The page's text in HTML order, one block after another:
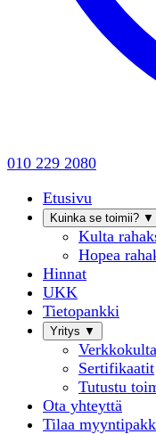
010 229 2080
Etusivu
Kuinka se toimii? ▼
Kulta
Hopea
Hinnat
UKK
Tietopankki
Yritys ▼
Sertifikaatit
Tutustu
Ota yhteyttä
Tilaa